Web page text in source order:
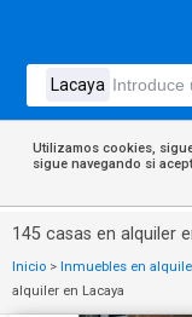
Utilizamos cookies,
sigue navegando si
145 casas en alquiler
Inicio > Inmuebles en
alquiler en Lacaya